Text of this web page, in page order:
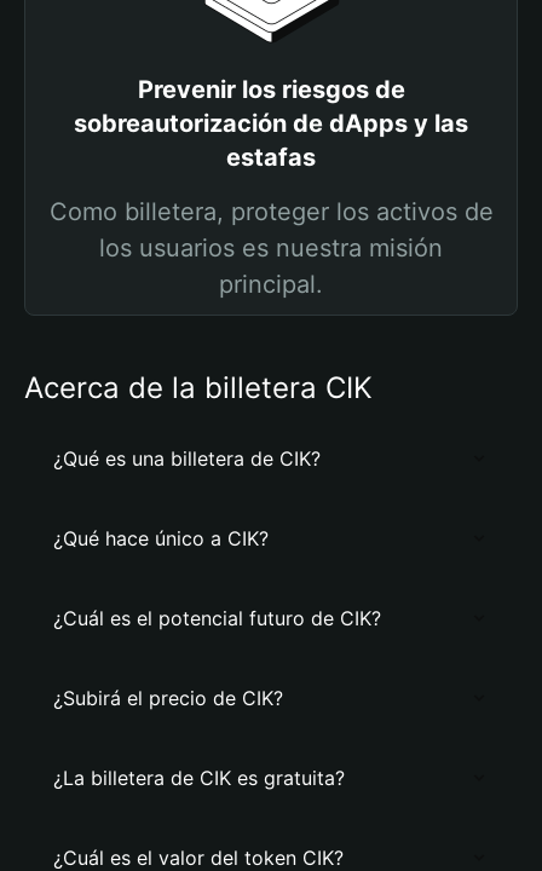
Prevenir los riesgos de
sobreautorización de dApps y las
estafas
Como billetera, proteger los activos de
los usuarios es nuestra misión
principal.
Acerca de la billetera CIK
¿Qué es una billetera de CIK?
¿Qué hace único a CIK?
¿Cuál es el potencial futuro de CIK?
¿Subirá el precio de CIK?
¿La billetera de CIK es gratuita?
¿Cuál es el valor del token CIK?